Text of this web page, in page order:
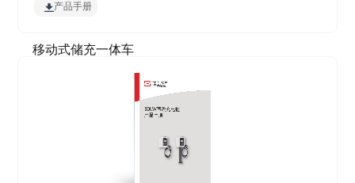
产品手册
移动式储充一体车